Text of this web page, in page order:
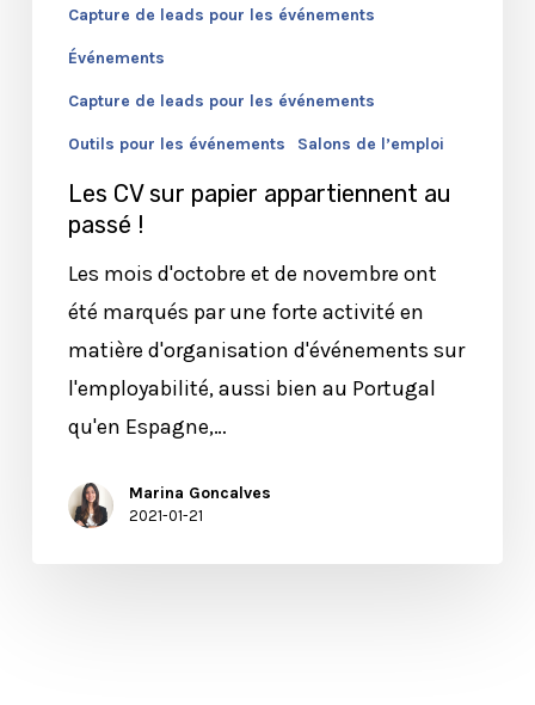
Capture de leads pour les événements
Événements
Capture de leads pour les événements
Outils pour les événements Salons de l’emploi
Les CV sur papier appartiennent au
passé !
Les mois d'octobre et de novembre ont
été marqués par une forte activité en
matière d'organisation d'événements sur
l'employabilité, aussi bien au Portugal
qu'en Espagne,…
Marina Goncalves
2021-01-21